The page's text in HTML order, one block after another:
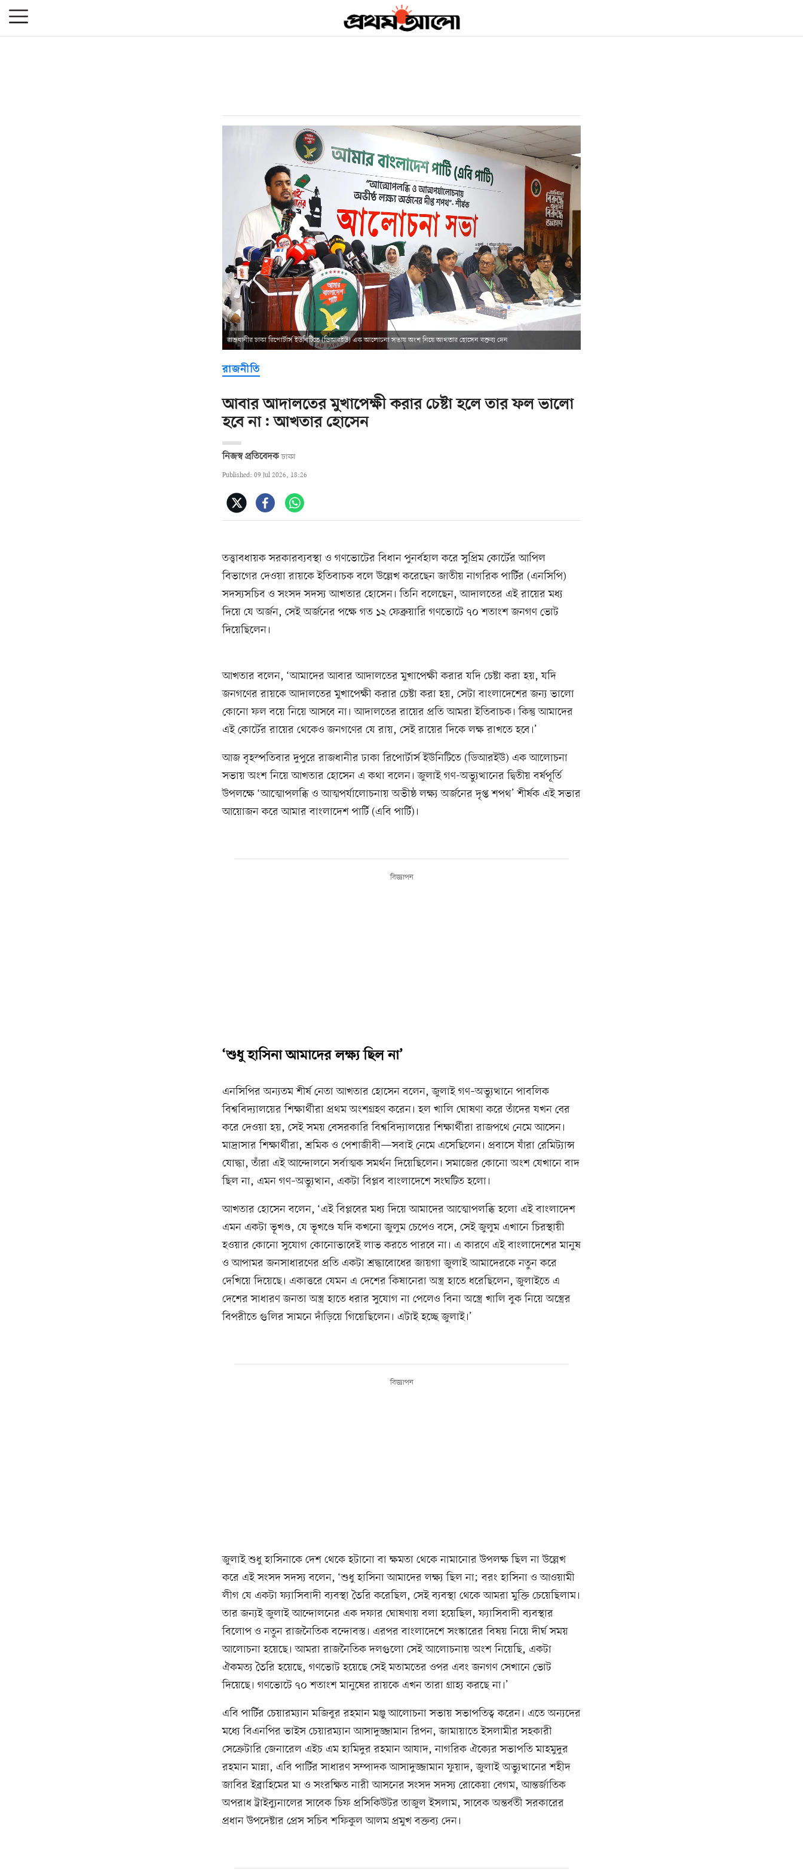
রাজধানীর ঢাকা রিপোর্টার্স ইউনিটিতে (ডিআরইউ) এক আলোচনা সভায় অংশ নিয়ে আখতার হোসেন বক্তব্য দেন
রাজনীতি
আবার আদালতের মুখাপেক্ষী করার চেষ্টা হলে তার ফল ভালো
হবে না: আখতার হোসেন
নিজস্ব প্রতিবেদক ঢাকা
Published: 09 Jul 2026, 18:26
তত্ত্বাবধায়ক সরকারব্যবস্থা ও গণভোটের বিধান পুনর্বহাল করে সুপ্রিম কোর্টের আপিল
বিভাগের দেওয়া রায়কে ইতিবাচক বলে উল্লেখ করেছেন জাতীয় নাগরিক পার্টির (এনসিপি)
সদস্যসচিব ও সংসদ সদস্য আখতার হোসেন। তিনি বলেছেন, আদালতের এই রায়ের মধ্য
দিয়ে যে অর্জন, সেই অর্জনের পক্ষে গত ১২ ফেব্রুয়ারি গণভোটে ৭০ শতাংশ জনগণ ভোট
দিয়েছিলেন।
আখতার বলেন, ‘আমাদের আবার আদালতের মুখাপেক্ষী করার যদি চেষ্টা করা হয়, যদি
জনগণের রায়কে আদালতের মুখাপেক্ষী করার চেষ্টা করা হয়, সেটা বাংলাদেশের জন্য ভালো
কোনো ফল বয়ে নিয়ে আসবে না। আদালতের রায়ের প্রতি আমরা ইতিবাচক। কিন্তু আমাদের
এই কোর্টের রায়ের থেকেও জনগণের যে রায়, সেই রায়ের দিকে লক্ষ রাখতে হবে।’
আজ বৃহস্পতিবার দুপুরে রাজধানীর ঢাকা রিপোর্টার্স ইউনিটিতে (ডিআরইউ) এক আলোচনা
সভায় অংশ নিয়ে আখতার হোসেন এ কথা বলেন। জুলাই গণ-অভ্যুত্থানের দ্বিতীয় বর্ষপূর্তি
উপলক্ষে ‘আত্মোপলব্ধি ও আত্মপর্যালোচনায় অভীষ্ঠ লক্ষ্য অর্জনের দৃপ্ত শপথ’ শীর্ষক এই সভার
আয়োজন করে আমার বাংলাদেশ পার্টি (এবি পার্টি)।
বিজ্ঞাপন
‘শুধু হাসিনা আমাদের লক্ষ্য ছিল না’
এনসিপির অন্যতম শীর্ষ নেতা আখতার হোসেন বলেন, জুলাই গণ–অভ্যুত্থানে পাবলিক
বিশ্ববিদ্যালয়ের শিক্ষার্থীরা প্রথম অংশগ্রহণ করেন। হল খালি ঘোষণা করে তাঁদের যখন বের
করে দেওয়া হয়, সেই সময় বেসরকারি বিশ্ববিদ্যালয়ের শিক্ষার্থীরা রাজপথে নেমে আসেন।
মাদ্রাসার শিক্ষার্থীরা, শ্রমিক ও পেশাজীবী—সবাই নেমে এসেছিলেন। প্রবাসে যাঁরা রেমিট্যান্স
যোদ্ধা, তাঁরা এই আন্দোলনে সর্বাত্মক সমর্থন দিয়েছিলেন। সমাজের কোনো অংশ যেখানে বাদ
ছিল না, এমন গণ–অভ্যুত্থান, একটা বিপ্লব বাংলাদেশে সংঘটিত হলো।
আখতার হোসেন বলেন, ‘এই বিপ্লবের মধ্য দিয়ে আমাদের আত্মোপলব্ধি হলো এই বাংলাদেশ
এমন একটা ভূখণ্ড, যে ভূখণ্ডে যদি কখনো জুলুম চেপেও বসে, সেই জুলুম এখানে চিরস্থায়ী
হওয়ার কোনো সুযোগ কোনোভাবেই লাভ করতে পারবে না। এ কারণে এই বাংলাদেশের মানুষ
ও আপামর জনসাধারণের প্রতি একটা শ্রদ্ধাবোধের জায়গা জুলাই আমাদেরকে নতুন করে
দেখিয়ে দিয়েছে। একাত্তরে যেমন এ দেশের কিষানেরা অস্ত্র হাতে ধরেছিলেন, জুলাইতে এ
দেশের সাধারণ জনতা অস্ত্র হাতে ধরার সুযোগ না পেলেও বিনা অস্ত্রে খালি বুক নিয়ে অস্ত্রের
বিপরীতে গুলির সামনে দাঁড়িয়ে গিয়েছিলেন। এটাই হচ্ছে জুলাই।’
বিজ্ঞাপন
জুলাই শুধু হাসিনাকে দেশ থেকে হটানো বা ক্ষমতা থেকে নামানোর উপলক্ষ ছিল না উল্লেখ
করে এই সংসদ সদস্য বলেন, ‘শুধু হাসিনা আমাদের লক্ষ্য ছিল না; বরং হাসিনা ও আওয়ামী
লীগ যে একটা ফ্যাসিবাদী ব্যবস্থা তৈরি করেছিল, সেই ব্যবস্থা থেকে আমরা মুক্তি চেয়েছিলাম।
তার জন্যই জুলাই আন্দোলনের এক দফার ঘোষণায় বলা হয়েছিল, ফ্যাসিবাদী ব্যবস্থার
বিলোপ ও নতুন রাজনৈতিক বন্দোবস্ত। এরপর বাংলাদেশে সংস্কারের বিষয় নিয়ে দীর্ঘ সময়
আলোচনা হয়েছে। আমরা রাজনৈতিক দলগুলো সেই আলোচনায় অংশ নিয়েছি, একটা
ঐকমত্য তৈরি হয়েছে, গণভোট হয়েছে সেই মতামতের ওপর এবং জনগণ সেখানে ভোট
দিয়েছে। গণভোটে ৭০ শতাংশ মানুষের রায়কে এখন তারা গ্রাহ্য করছে না।’
এবি পার্টির চেয়ারম্যান মজিবুর রহমান মঞ্জু আলোচনা সভায় সভাপতিত্ব করেন। এতে অন্যদের
মধ্যে বিএনপির ভাইস চেয়ারম্যান আসাদুজ্জামান রিপন, জামায়াতে ইসলামীর সহকারী
সেক্রেটারি জেনারেল এইচ এম হামিদুর রহমান আযাদ, নাগরিক ঐক্যের সভাপতি মাহমুদুর
রহমান মান্না, এবি পার্টির সাধারণ সম্পাদক আসাদুজ্জামান ফুয়াদ, জুলাই অভ্যুত্থানের শহীদ
জাবির ইব্রাহিমের মা ও সংরক্ষিত নারী আসনের সংসদ সদস্য রোকেয়া বেগম, আন্তর্জাতিক
অপরাধ ট্রাইব্যুনালের সাবেক চিফ প্রসিকিউটর তাজুল ইসলাম, সাবেক অন্তর্বর্তী সরকারের
প্রধান উপদেষ্টার প্রেস সচিব শফিকুল আলম প্রমুখ বক্তব্য দেন।